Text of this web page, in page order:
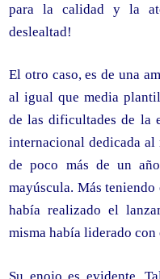
para la calidad y la
deslealtad!
El otro caso, es de una
al igual que media
de las dificultades de la
internacional dedicada
de poco más de un
mayúscula. Más teniendo
había realizado el
misma había liderado con
Su enojo es evidente.